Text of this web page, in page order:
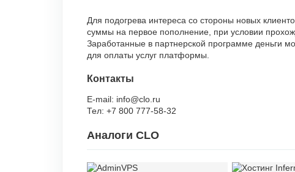
Для подогрева интереса со стороны новых
суммы на первое пополнение, при условии
Заработанные в партнерской программе деньги
для оплаты услуг платформы.
Контакты
E-mail: info@clo.ru
Тел: +7 800 777-58-32
Аналоги CLO